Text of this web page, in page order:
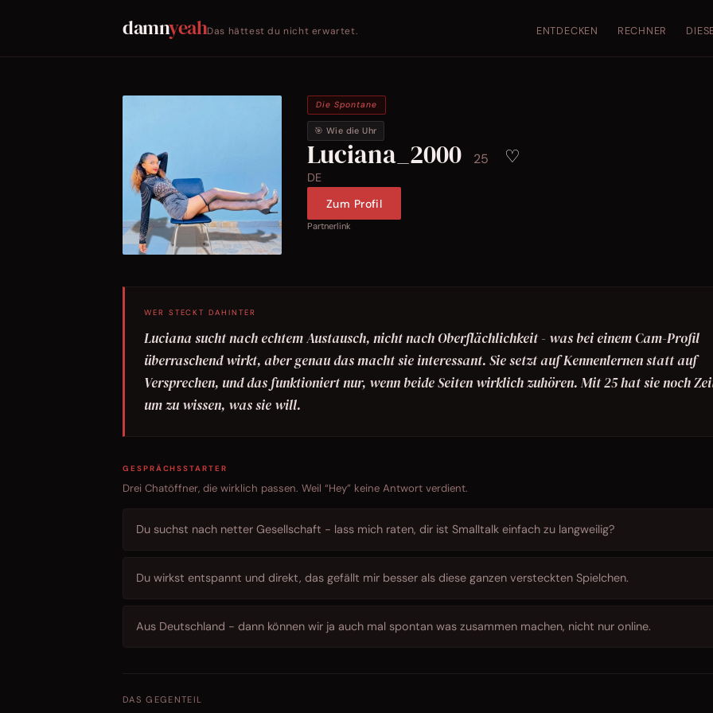
damnyeahDas hättest du nicht erwartet. ENTDECKEN RECHNER
Die Spontane
🎯 Wie die Uhr
Luciana_2000 25 ♡
DE
Zum Profil
Partnerlink
WER STECKT DAHINTER
Luciana sucht nach echtem Austausch, nicht nach Oberflächlichkeit - was bei einem Cam-Profil
überraschend wirkt, aber genau das macht sie interessant. Sie setzt auf Kennenlernen statt auf
Versprechen, und das funktioniert nur, wenn beide Seiten wirklich zuhören. Mit 25 hat sie noch
um zu wissen, was sie will.
GESPRÄCHSSTARTER
Drei Chatöffner, die wirklich passen. Weil “Hey” keine Antwort verdient.
Du suchst nach netter Gesellschaft - lass mich raten, dir ist Smalltalk einfach zu langweilig?
Du wirkst entspannt und direkt, das gefällt mir besser als diese ganzen versteckten Spielchen.
Aus Deutschland - dann können wir ja auch mal spontan was zusammen machen, nicht nur online.
DAS GEGENTEIL